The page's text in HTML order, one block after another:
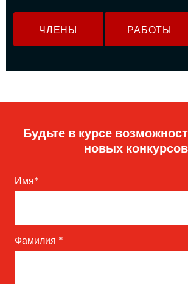
ЧЛЕНЫ РАБОТЫ
Будьте в курсе
новых конкурсов
Имя*
Фамилия *